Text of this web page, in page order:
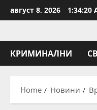
to
август 8, 2026 1:34:21
КРИМИНАЛНИ
Home Новини